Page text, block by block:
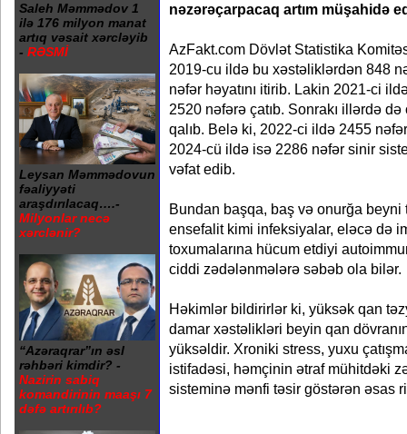
Saleh Məmmədov 1
ilə 176 milyon manat
artıq vəsait xərcləyib
- RƏSMİ
Leysan Məmmədovun
fəaliyyəti
araşdırılacaq….-
Milyonlar necə
xərclənir?
“Azəraqrar”ın əsl
rəhbəri kimdir? -
Nazirin sabiq
komandirinin maaşı 7
dəfə artırılıb?
nəzərəçarpacaq artım müşahidə
AzFakt.com Dövlət Statistika
2019-cu ildə bu xəstəliklərdən 848
nəfər həyatını itirib. Lakin 2021-ci
2520 nəfərə çatıb. Sonrakı illərdə
qalıb. Belə ki, 2022-ci ildə 2455
2024-cü ildə isə 2286 nəfər sinir
vəfat edib.
Bundan başqa, baş və onurğa beyni
ensefalit kimi infeksiyalar, eləcə də
toxumalarına hücum etdiyi
ciddi zədələnmələrə səbəb ola bilər.
Həkimlər bildirirlər ki, yüksək qan
damar xəstəlikləri beyin qan
yüksəldir. Xroniki stress, yuxu
istifadəsi, həmçinin ətraf mühitdəki
sisteminə mənfi təsir göstərən əsas